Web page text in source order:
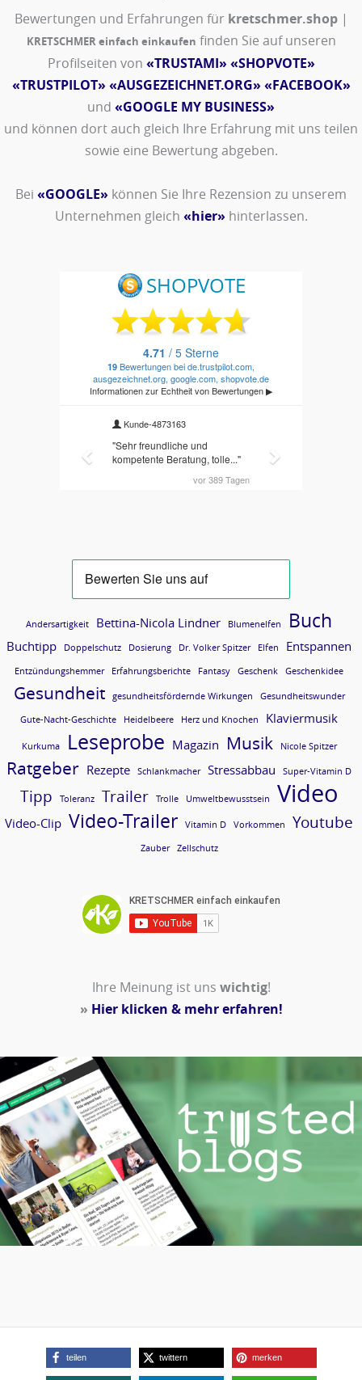
Bewertungen und Erfahrungen für kretschmer.shop|
KRETSCHMER einfach einkaufen finden Sie auf unseren
Profilseiten von «TRUSTAMI» «SHOPVOTE»
«TRUSTPILOT» «AUSGEZEICHNET.ORG» «FACEBOOK»
und «GOOGLE MY BUSINESS»
und können dort auch gleich Ihre Erfahrung mit uns teilen
sowie eine Bewertung abgeben.
Bei «GOOGLE» können Sie Ihre Rezension zu unserem
Unternehmen gleich «hier» hinterlassen.
Andersartigkeit Bettina-Nicola Lindner Blumenelfen Buch
Buchtipp Doppelschutz Dosierung Dr. Volker Spitzer Elfen Entspannen
Entzündungshemmer Erfahrungsberichte Fantasy Geschenk Geschenkidee
Gesundheit gesundheitsfördernde Wirkungen Gesundheitswunder
Gute-Nacht-Geschichte Heidelbeere Herz und Knochen Klaviermusik
Kurkuma Leseprobe Magazin Musik Nicole Spitzer
Ratgeber Rezepte Schlankmacher Stressabbau Super-Vitamin D
Tipp Toleranz Trailer Trolle Umweltbewusstsein Video
Video-Clip Video-Trailer Vitamin D Vorkommen Youtube
Zauber Zellschutz
Ihre Meinung ist uns wichtig!
» Hier klicken & mehr erfahren!
teilen twittern merken